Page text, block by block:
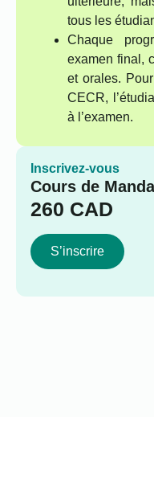
tous les
Chaque
examen final,
et orales.
CECR,
à l’examen.
Inscrivez-vous
Cours de
260 CAD
S’inscrire